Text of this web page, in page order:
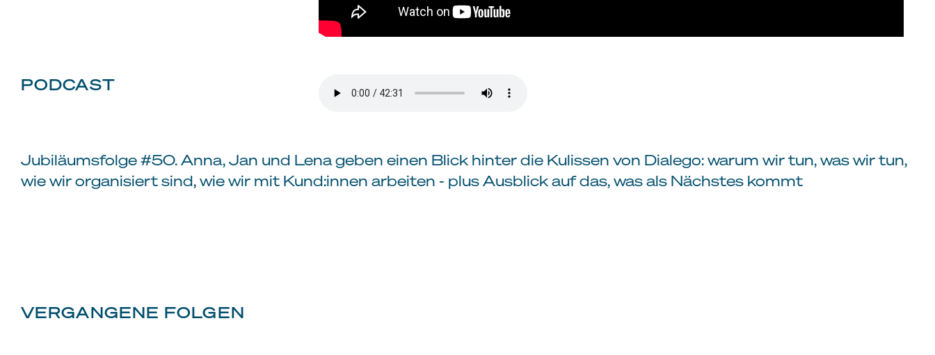
PODCAST
Jubiläumsfolge #50. Anna, Jan und Lena geben einen Blick hinter die Kulissen von Dialego: warum wir tun, was wir tun,
wie wir organisiert sind, wie wir mit Kund:innen arbeiten - plus Ausblick auf das, was als Nächstes kommt
VERGANGENE FOLGEN